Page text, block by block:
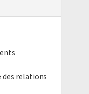
des relations